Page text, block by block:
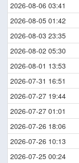
2026-08-06 03:41
2026-08-05 01:42
2026-08-03 23:35
2026-08-02 05:30
2026-08-01 13:53
2026-07-31 16:51
2026-07-27 19:44
2026-07-27 01:01
2026-07-26 18:06
2026-07-26 10:13
2026-07-25 00:24